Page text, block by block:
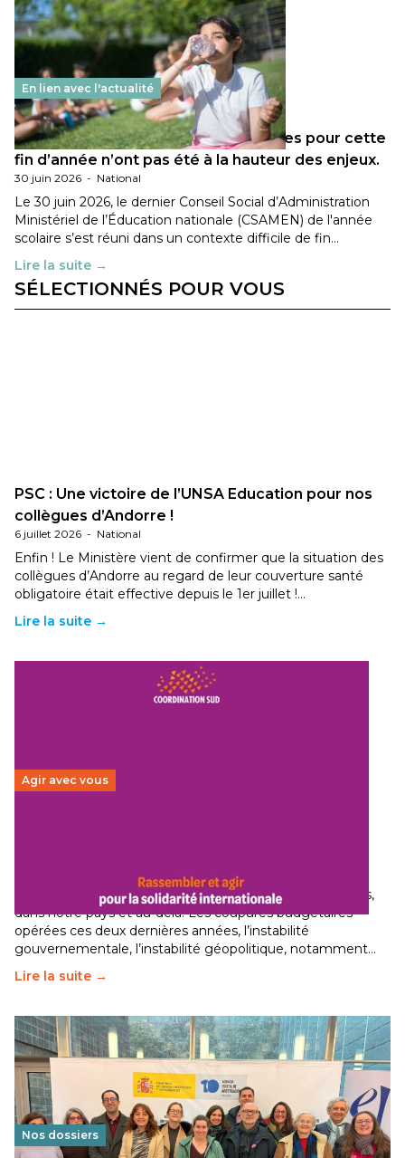
En lien avec l'actualité
Les décisions ministérielles attendues pour cette
fin d’année n’ont pas été à la hauteur des enjeux.
30 juin 2026 - National
Le 30 juin 2026, le dernier Conseil Social d’Administration
Ministériel de l’Éducation nationale (CSAMEN) de l'année
scolaire s’est réuni dans un contexte difficile de fin…
Lire la suite →
SÉLECTIONNÉS POUR VOUS
PSC : Une victoire de l’UNSA Education pour nos
collègues d’Andorre !
6 juillet 2026 - National
Enfin ! Le Ministère vient de confirmer que la situation des
collègues d’Andorre au regard de leur couverture santé
obligatoire était effective depuis le 1er juillet !…
Lire la suite →
Agir avec vous
Le secteur humanitaire connaît des difficultés profondes,
dans notre pays et au-delà. Les coupures budgétaires
opérées ces deux dernières années, l’instabilité
gouvernementale, l’instabilité géopolitique, notamment…
Lire la suite →
Nos dossiers